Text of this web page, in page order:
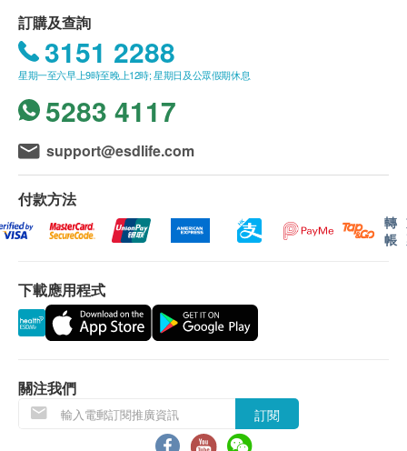
層CT等。中心將影像診斷設備和臨床需求相結合，本
著預防大於治療的理念，為客戶提供全病種疾病的早期
篩查與精准診斷。
身體檢查計劃有效期為3個月，客戶必須於3個月內（由
確認付款日期起計）接受有關檢查，逾期作廢。
體檢時, 如果遇到醫生不會説廣東話的情況，醫療中心
可安排醫護人員陪同提供翻譯服務。
如果商戶頁面與體檢計劃頁面的繁體中文、簡體中文、
英文三個版本有任何抵觸或不相符之處，應以簡體中文
二、體檢報告領取和講解
體檢報告會在體檢後10個工作日內完成，客戶可選擇以
下途徑查看體檢報告：
1. 體檢報告完成後，醫療中心會發送提醒訊息提醒客戶
查看報告 。
到付（可送到港澳地區）。
體檢報告完成後可預約醫生講解報告，客戶可選擇以下
渠道：
1. 電話講解：需至少提前3個工作日預約具體時間（微
主動聯絡客戶
2. 當面講解：需至少提前3個工作日預約具體時間（微
信/WhatsApp：+852 92974697），體檢客戶在約定時
間到醫療中心聼醫生當面講解。醫療中心地址為：中山
中山市火炬開發區中山六路88號火炬大數據中心3棟1-3層
星期一至日︰8:00a.m. – 5:00p.m.
訂購及查詢
3151 2288
星期一至六早上9時至晚上12時; 星期日及公眾假期休息
5283 4117
support@esdlife.com
付款方法
轉
帳
下載應用程式
關注我們
訂閱